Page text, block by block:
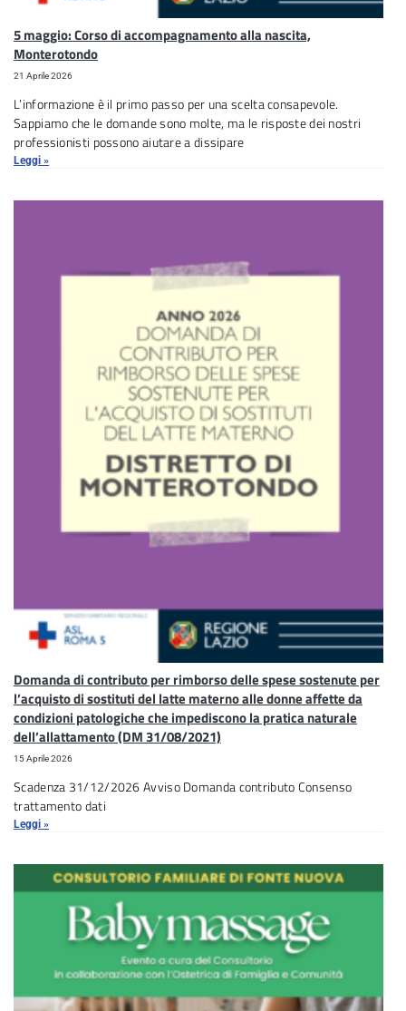
5 maggio: Corso di accompagnamento alla nascita,
Monterotondo
21 Aprile 2026
L’informazione è il primo passo per una scelta consapevole.
Sappiamo che le domande sono molte, ma le risposte dei nostri
professionisti possono aiutare a dissipare
Leggi »
Domanda di contributo per rimborso delle spese sostenute per
l’acquisto di sostituti del latte materno alle donne affette da
condizioni patologiche che impediscono la pratica naturale
dell’allattamento (DM 31/08/2021)
15 Aprile 2026
Scadenza 31/12/2026 Avviso Domanda contributo Consenso
trattamento dati
Leggi »